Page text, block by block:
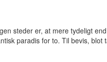
steder er, at mere tydeligt
paradis for to. Til bevis,